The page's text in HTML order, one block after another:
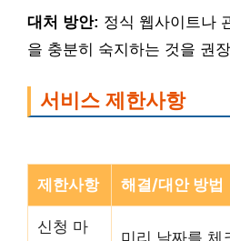
대처 방안: 정식 웹사이트나
을 충분히 숙지하는 것을 권
서비스 제한사항
제한사항 해결/대안 방법
신청 마
미리 날짜를 체